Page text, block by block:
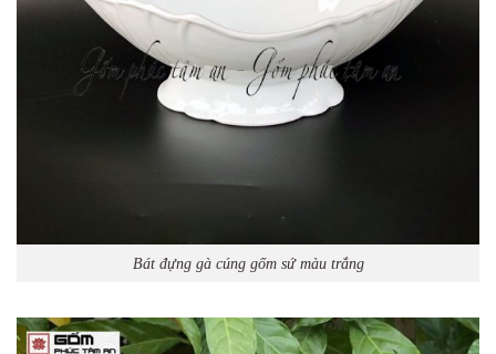
Bát đựng gà cúng gốm sứ màu trắng